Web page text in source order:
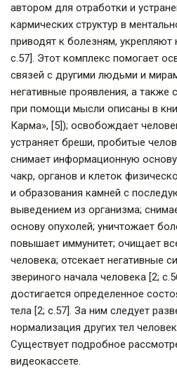
автором для отработки и
кармических структур в
приводят к болезням, укрепляют
с.57]. Этот комплекс помогает
связей с другими людьми и
негативные проявления, а
при помощи мысли описаны в
Карма», [5]); освобождает
устраняет бреши, пробитые
снимает информационную
чакр, органов и клеток
и образования камней с
выведением из организма;
основу опухолей; уничтожает
повышает иммунитет; очищает
человека; отсекает негативные
звериного начала человека [2;
достигается определенное
тела [2; с.57]. За ним следует
нормализация других тел
Существует подробное
видеокассете.